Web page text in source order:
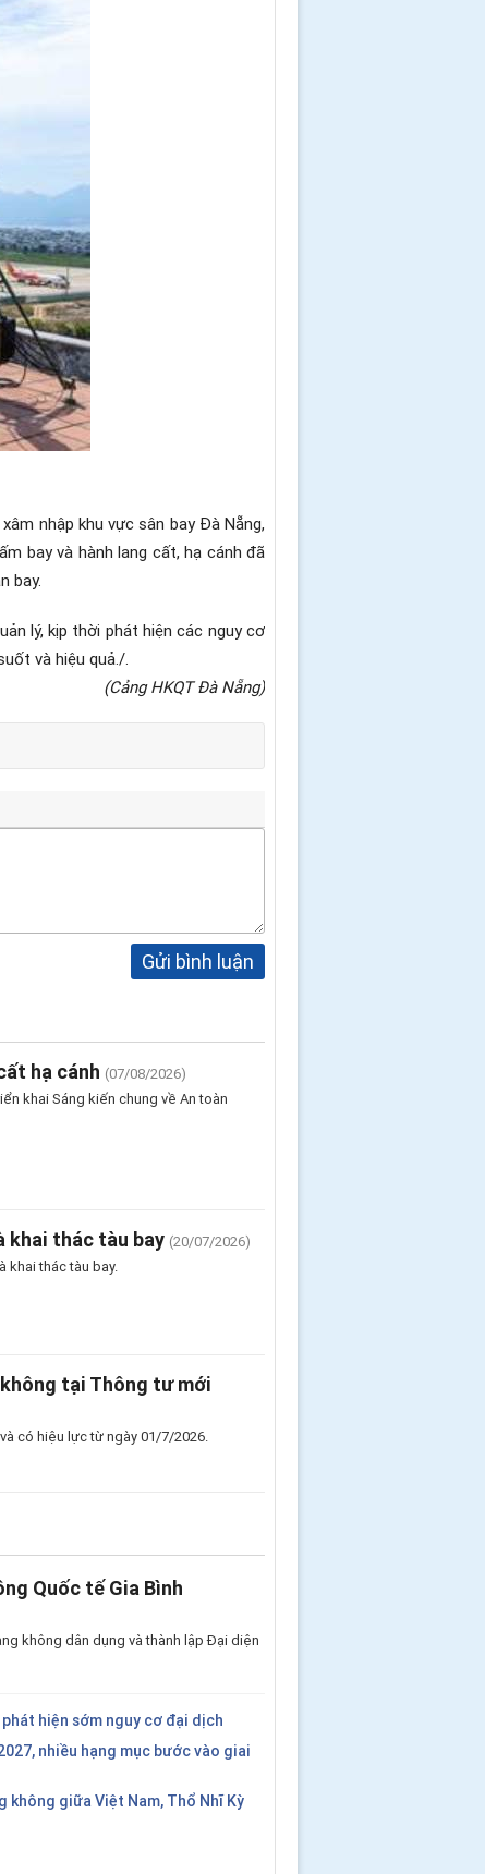
nhập khu vực sân bay Đà Nẵng,
bay và hành lang cất, hạ cánh đã
bay.
lý, kịp thời phát hiện các nguy cơ
và hiệu quả./.
(Cảng HKQT Đà Nẵng)
Gửi bình luận
hạ cánh (07/08/2026)
khai Sáng kiến chung về An toàn
khai thác tàu bay (20/07/2026)
khai thác tàu bay.
tại Thông tư mới
có hiệu lực từ ngày 01/7/2026.
Quốc tế Gia Bình
không dân dụng và thành lập Đại diện
hiện sớm nguy cơ đại dịch
nhiều hạng mục bước vào giai
giữa Việt Nam, Thổ Nhĩ Kỳ